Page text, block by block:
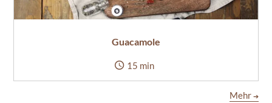
Guacamole
15 min
Mehr ➔